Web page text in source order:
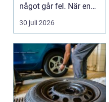
något går fel. När en
pump stannar hand...
30 juli 2026